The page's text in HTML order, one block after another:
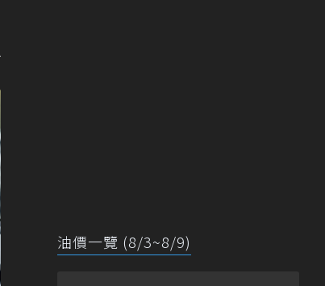
油價一覽 (8/3~8/9)